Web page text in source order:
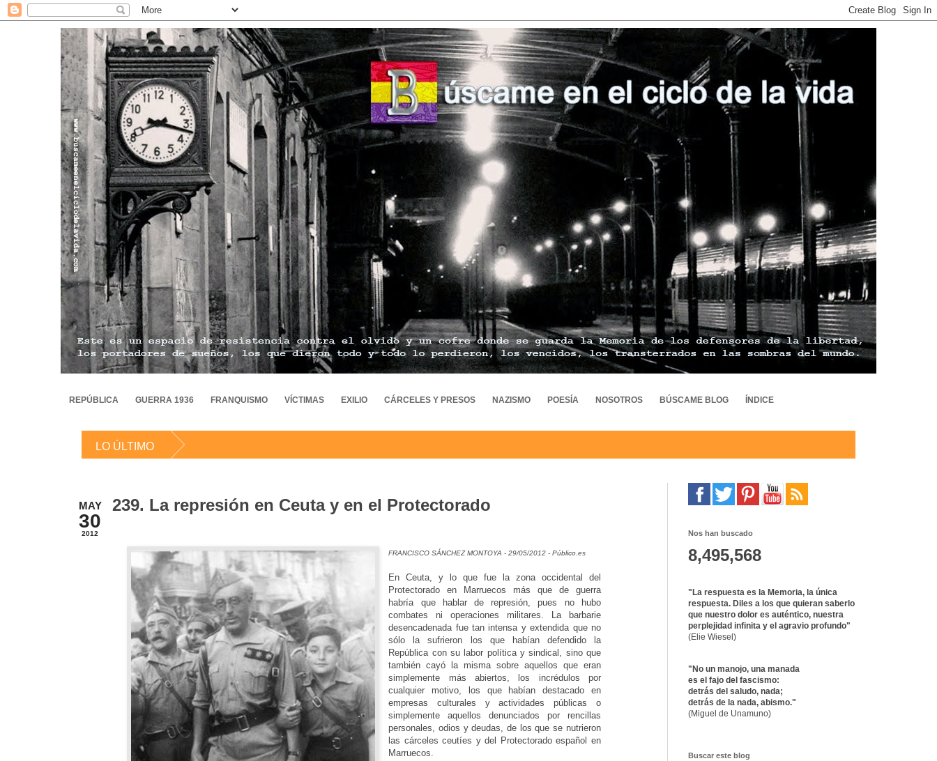
REPÚBLICA GUERRA 1936 FRANQUISMO VÍCTIMAS EXILIO CÁRCELES Y PRESOS NAZISMO POESÍA NOSOTROS BÚSCAME BLOG ÍNDICE
LO ÚLTIMO
MAY
30
2012
239. La represión en Ceuta y en el Protectorado
FRANCISCO SÁNCHEZ MONTOYA - 29/05/2012 - Público.es
En Ceuta, y lo que fue la zona occidental del
Protectorado en Marruecos más que de guerra
habría que hablar de represión, pues no hubo
combates ni operaciones militares. La barbarie
desencadenada fue tan intensa y extendida que no
sólo la sufrieron los que habían defendido la
República con su labor política y sindical, sino que
también cayó la misma sobre aquellos que eran
simplemente más abiertos, los incrédulos por
cualquier motivo, los que habían destacado en
empresas culturales y actividades públicas o
simplemente aquellos denunciados por rencillas
personales, odios y deudas, de los que se nutrieron
las cárceles ceutíes y del Protectorado español en
Marruecos.
Nos han buscado
8,495,568
"La respuesta es la Memoria, la única
respuesta. Diles a los que quieran saberlo
que nuestro dolor es auténtico, nuestra
perplejidad infinita y el agravio profundo"
(Elie Wiesel)
"No un manojo, una manada
es el fajo del fascismo:
detrás del saludo, nada;
detrás de la nada, abismo."
(Miguel de Unamuno)
Buscar este blog